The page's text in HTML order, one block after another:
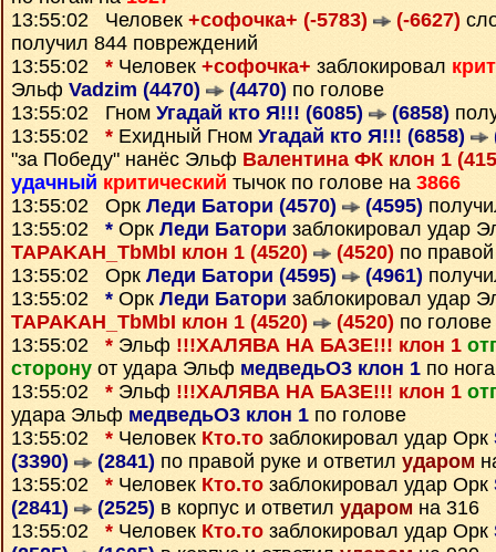
13:55:02 Человек +софочка+ (-5783) (-6627)
получил 844 повреждений
13:55:02 * Человек +софочка+ заблокировал
Эльф Vadzim (4470) (4470) по голове
13:55:02 Гном Угадай кто Я!!! (6085) (6858)
13:55:02 * Ехидный Гном Угадай кто Я!!! (6858)
"за Победу" нанёс Эльф Валентина ФК клон 1
удачный критический тычок по голове на 3866
13:55:02 Орк Леди Батори (4570) (4595)
13:55:02 * Орк Леди Батори заблокировал удар
TAPAKAH_TbMbI клон 1 (4520)
(4520) по
13:55:02 Орк Леди Батори (4595) (4961)
13:55:02 * Орк Леди Батори заблокировал удар
TAPAKAH_TbMbI клон 1 (4520)
(4520) по голове
13:55:02 * Эльф !!!ХАЛЯВА НА БАЗЕ!!! клон 1
сторону от удара Эльф медведьО3 клон 1 по
13:55:02 * Эльф !!!ХАЛЯВА НА БАЗЕ!!! клон 1
удара Эльф медведьО3 клон 1 по голове
13:55:02 * Человек Кто.то заблокировал удар Орк
(3390)
(2841) по правой руке и ответил ударом
13:55:02 * Человек Кто.то заблокировал удар Орк
(2841)
(2525) в корпус и ответил ударом на 316
13:55:02 * Человек Кто.то заблокировал удар Орк